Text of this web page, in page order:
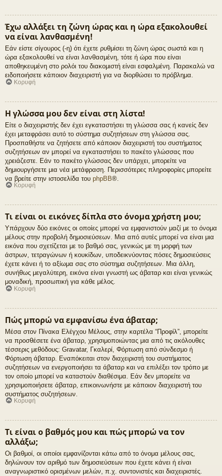
Έχω αλλάξει τη ζώνη ώρας και η ώρα εξακολουθεί
να είναι λανθασμένη!
Εάν είστε σίγουρος (-η) ότι έχετε ρυθμίσει τη ζώνη ώρας σωστά και η
ώρα εξακολουθεί να είναι λανθασμένη, τότε ή ώρα που είναι
αποθηκευμένη στο ρολόι του διακομιστή είναι εσφαλμένη. Παρακαλώ να
ειδοποιήσετε κάποιον διαχειριστή για να διορθώσει το πρόβλημα.
Κορυφή
Η γλώσσα μου δεν είναι στη λίστα!
Είτε ο διαχειριστής δεν έχει εγκαταστήσει τη γλώσσα σας ή κανείς δεν
έχει μεταφράσει αυτό το σύστημα συζητήσεων στη γλώσσα σας.
Προσπαθήστε να ζητήσετε από κάποιον διαχειριστή του συστήματος
συζητήσεων αν μπορεί να εγκαταστήσει το πακέτο γλώσσας που
χρειάζεστε. Εάν το πακέτο γλώσσας δεν υπάρχει, μπορείτε να
δημιουργήσετε μια νέα μετάφραση. Περισσότερες πληροφορίες μπορείτε
να βρείτε στην ιστοσελίδα του phpBB®.
Κορυφή
Τι είναι οι εικόνες δίπλα στο όνομα χρήστη μου;
Υπάρχουν δύο εικόνες οι οποίες μπορεί να εμφανιστούν μαζί με το όνομα
μέλους στην προβολή δημοσιεύσεων. Μια από αυτές μπορεί να είναι μια
εικόνα που σχετίζεται με το βαθμό σας, γενικώς με τη μορφή των
άστρων, τετραγώνων ή κουκίδων, υποδεικνύοντας πόσες δημοσιεύσεις
έχετε κάνει ή το αξίωμα σας στο σύστημα συζητήσεων. Μια άλλη,
συνήθως μεγαλύτερη, εικόνα είναι γνωστή ως άβαταρ και είναι γενικώς
μοναδική, προσωπική για κάθε μέλος.
Κορυφή
Πώς μπορώ να εμφανίσω ένα άβαταρ;
Μέσα στον Πίνακα Ελέγχου Μέλους, στην καρτέλα “Προφίλ”, μπορείτε
να προσθέσετε ένα άβαταρ, χρησιμοποιώντας μια από τις ακόλουθες
τέσσερις μεθόδους: Gravatar, Γκαλερί, Φόρτωση από σύνδεσμο ή
Φόρτωση άβαταρ. Εναπόκειται στον διαχειριστή του συστήματος
συζητήσεων να ενεργοποιήσει τα άβαταρ και να επιλέξει τον τρόπο με
τον οποίο μπορεί να καταστούν διαθέσιμα. Εάν δεν μπορείτε να
χρησιμοποιήσετε άβαταρ, επικοινωνήστε με κάποιον διαχειριστή του
συστήματος συζητήσεων.
Κορυφή
Τι είναι ο βαθμός μου και πώς μπορώ να τον
αλλάξω;
Οι βαθμοί, οι οποίοι εμφανίζονται κάτω από το όνομα μέλους σας,
δηλώνουν τον αριθμό των δημοσιεύσεων που έχετε κάνει ή είναι
αναγνωριστικό ορισμένων μελών, π.χ. συντονιστές και διαχειριστές.